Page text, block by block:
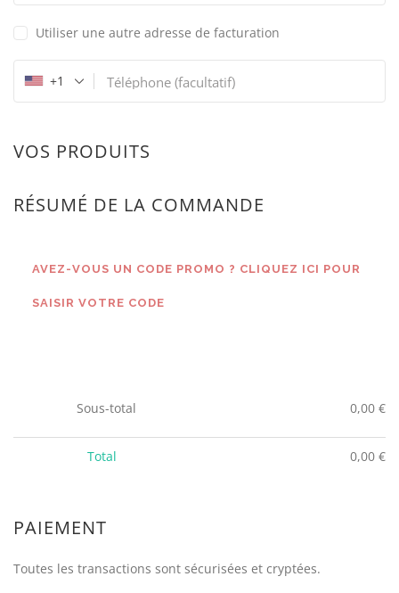
Utiliser une autre adresse de facturation
Téléphone (facultatif)
+1
VOS PRODUITS
RÉSUMÉ DE LA COMMANDE
AVEZ-VOUS UN CODE PROMO ? CLIQUEZ ICI POUR
SAISIR VOTRE CODE
Sous-total 0,00 €
Total 0,00 €
PAIEMENT
Toutes les transactions sont sécurisées et cryptées.